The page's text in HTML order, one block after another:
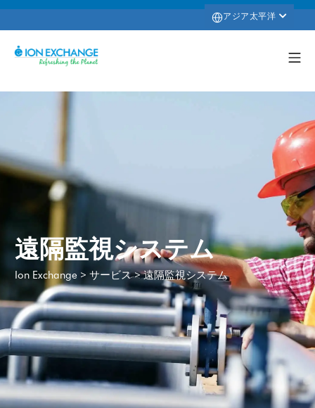
アジア太平洋
遠隔監視システム
Ion Exchange > サービス>遠隔監視システム